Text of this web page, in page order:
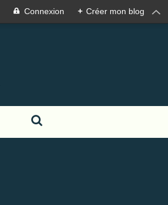
Connexion + Créer mon blog